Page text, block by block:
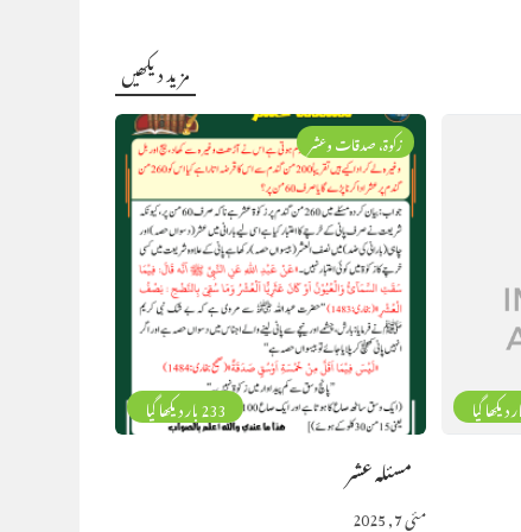
مزید دیکھیں
233 بار دیکھا گیا
زکوۃ، صدقات وعشر
مسئلہ عشر
مئی 7, 2025